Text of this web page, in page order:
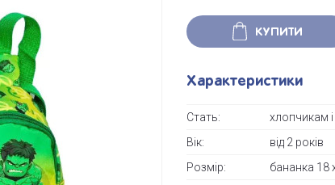
КУПИТИ
Характеристики
Стать:
хлопчикам
Вік:
від 2 років
Розмір:
бананка 18